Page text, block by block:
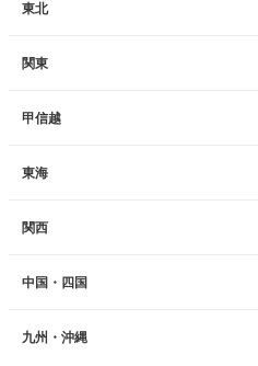
東北
関東
甲信越
東海
関西
中国・四国
九州・沖縄